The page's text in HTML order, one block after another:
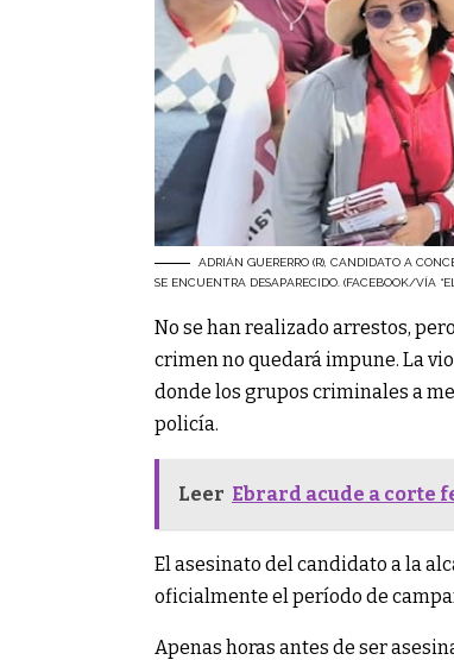
ADRIÁN GUERERRO (R), CANDIDATO A
SE ENCUENTRA DESAPARECIDO. (FACEBOOK/VÍA
No se han realizado arrestos,
crimen no quedará impune. La
donde los grupos criminales a
policía.
Leer Ebrard acude a corte
El asesinato del candidato a la
oficialmente el período de
Apenas horas antes de ser